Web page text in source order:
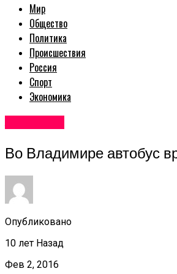
Мир
Общество
Политика
Происшествия
Россия
Спорт
Экономика
Во Владимире автобус
Опубликовано
10 лет Назад
Фев 2, 2016